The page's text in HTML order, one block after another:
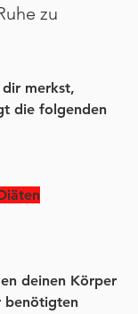
zu
merkst,
die folgenden
deinen Körper
benötigten